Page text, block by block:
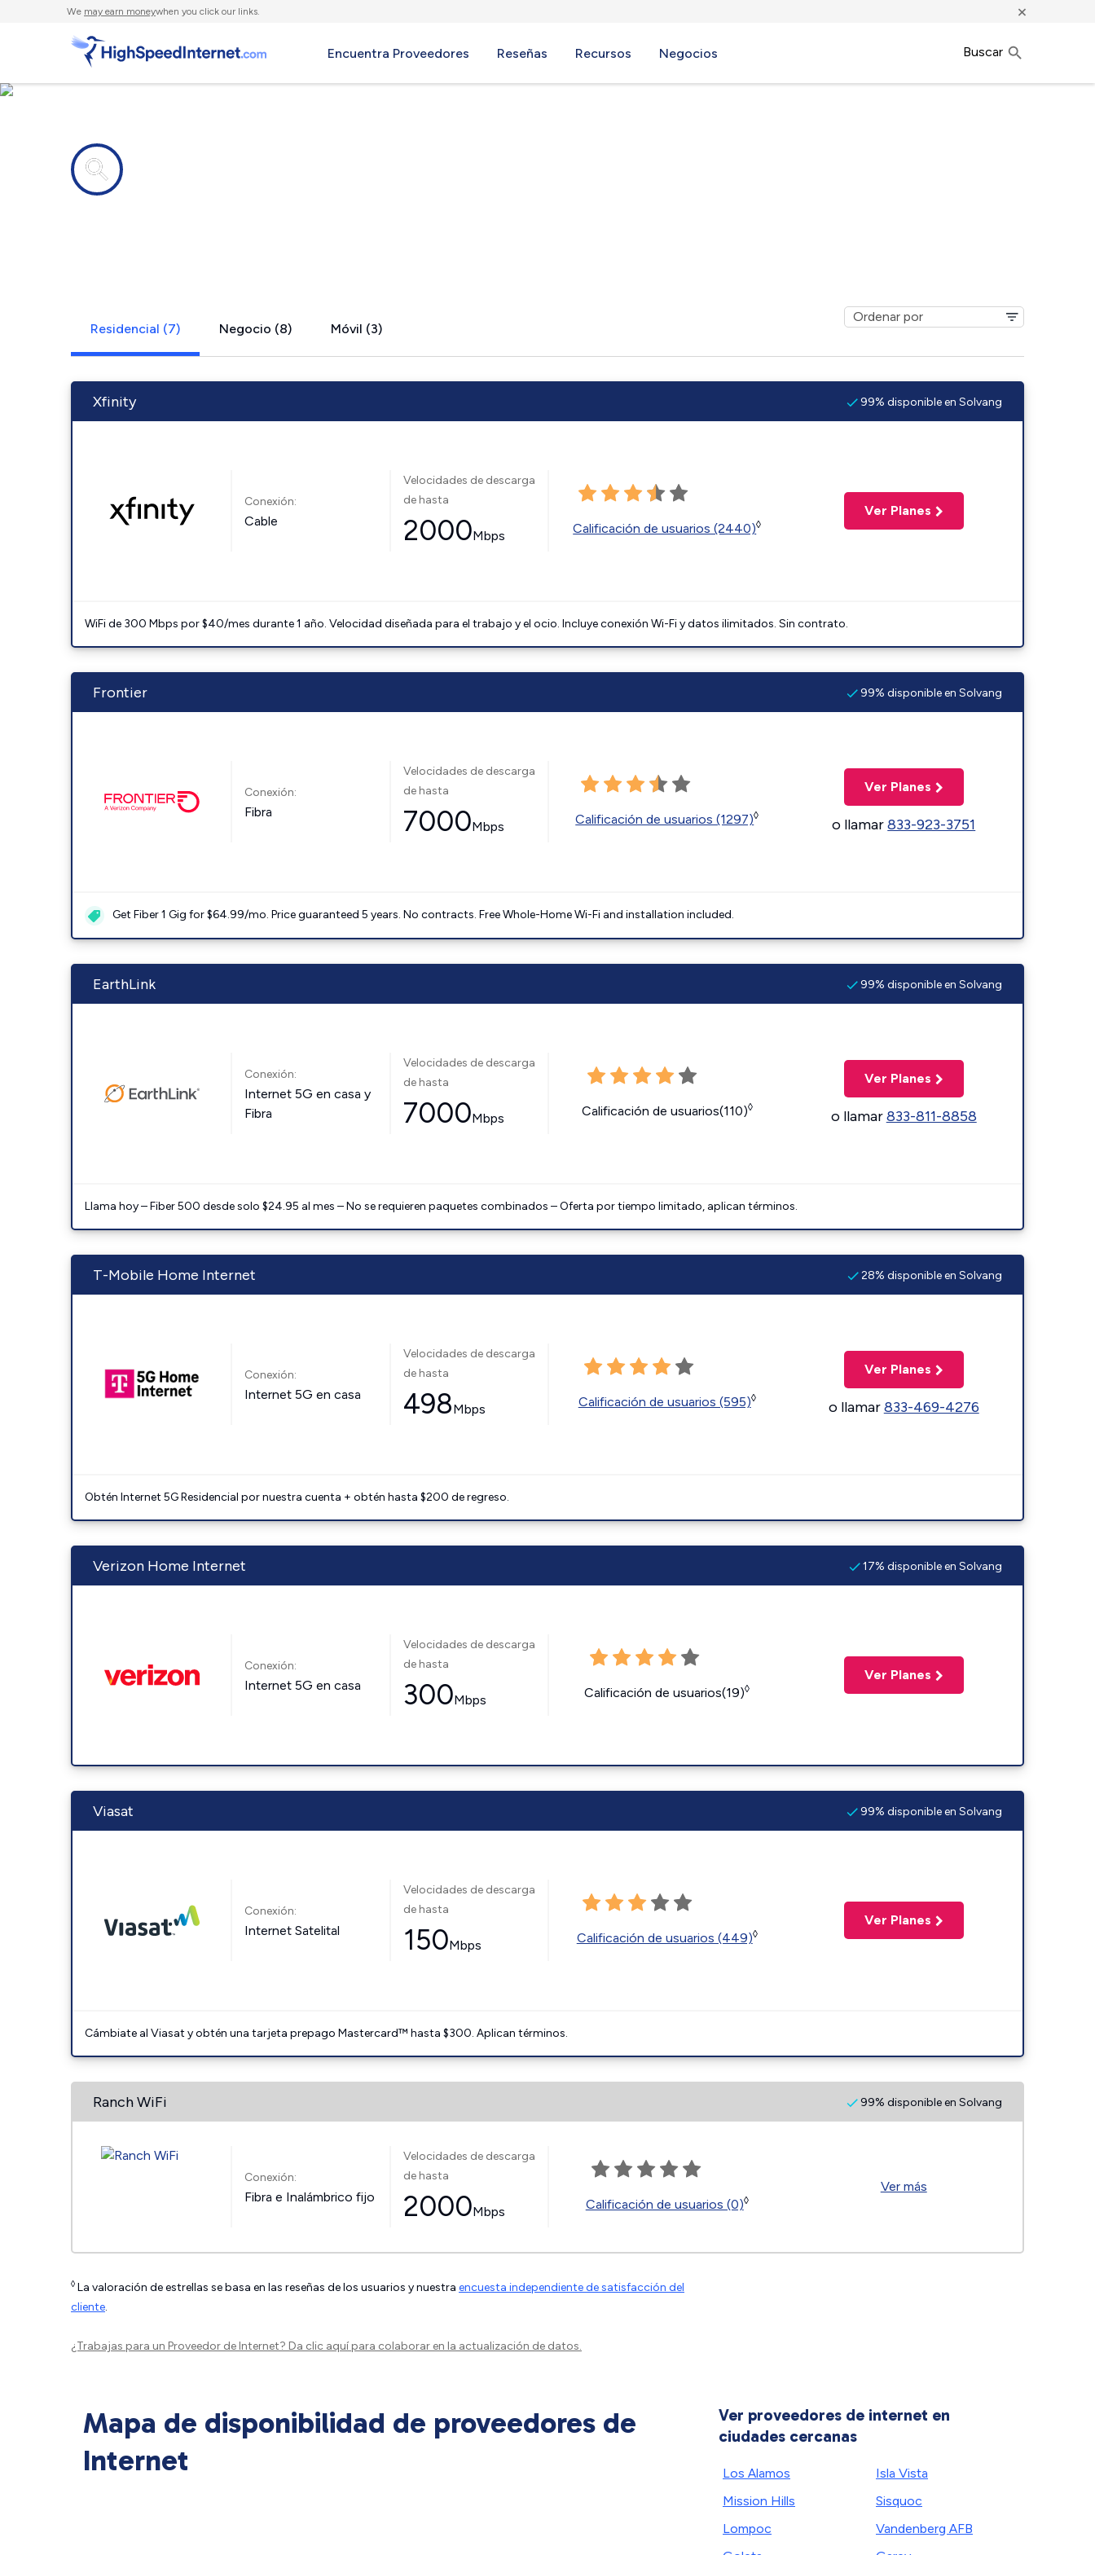
We may earn moneywhen you click our links. ×
Encuentra Proveedores Reseñas Recursos Negocios Buscar
Residencial (7) Negocio (8) Móvil (3)
Xfinity 99% disponible en Solvang
Conexión:
Cable
Velocidades de descarga
de hasta
2000Mbps Calificación de usuarios (2440)◊
Ver Planes
WiFi de 300 Mbps por $40/mes durante 1 año. Velocidad diseñada para el trabajo y el ocio. Incluye conexión Wi-Fi y datos ilimitados. Sin contrato.
Frontier 99% disponible en Solvang
Conexión:
Fibra
Velocidades de descarga
de hasta
7000Mbps Calificación de usuarios (1297)◊
Ver Planes
o llamar833-923-3751
Get Fiber 1 Gig for $64.99/mo. Price guaranteed 5 years. No contracts. Free Whole-Home Wi-Fi and installation included.
EarthLink 99% disponible en Solvang
Conexión:
Internet 5G en casa y
Fibra
Velocidades de descarga
de hasta
7000Mbps Calificación de usuarios(110)◊
Ver Planes
o llamar833-811-8858
Llama hoy – Fiber 500 desde solo $24.95 al mes – No se requieren paquetes combinados – Oferta por tiempo limitado, aplican términos.
T-Mobile Home Internet 28% disponible en Solvang
Conexión:
Internet 5G en casa
Velocidades de descarga
de hasta
498Mbps Calificación de usuarios (595)◊
Ver Planes
o llamar833-469-4276
Obtén Internet 5G Residencial por nuestra cuenta + obtén hasta $200 de regreso.
Verizon Home Internet 17% disponible en Solvang
Conexión:
Internet 5G en casa
Velocidades de descarga
de hasta
300Mbps Calificación de usuarios(19)◊
Ver Planes
Viasat 99% disponible en Solvang
Conexión:
Internet Satelital
Velocidades de descarga
de hasta
150Mbps Calificación de usuarios (449)◊
Ver Planes
Cámbiate al Viasat y obtén una tarjeta prepago Mastercard™ hasta $300. Aplican términos.
Ranch WiFi 99% disponible en Solvang
Conexión:
Fibra e Inalámbrico fijo
Velocidades de descarga
de hasta
2000Mbps Calificación de usuarios (0)◊
Ver más
◊ La valoración de estrellas se basa en las reseñas de los usuarios y nuestra encuesta independiente de satisfacción del
cliente.
¿Trabajas para un Proveedor de Internet? Da clic aquípara colaborar en la actualización de datos.
Mapa de disponibilidad de proveedores de
Internet
Ver proveedores de internet en
ciudades cercanas
Los Alamos
Mission Hills
Lompoc
Isla Vista
Sisquoc
Vandenberg AFB